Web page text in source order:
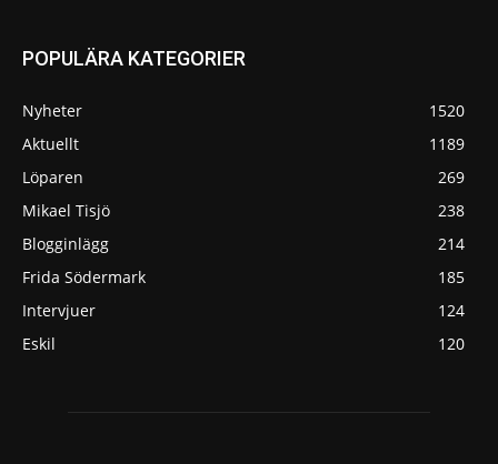
POPULÄRA KATEGORIER
Nyheter
1520
Aktuellt
1189
Löparen
269
Mikael Tisjö
238
Blogginlägg
214
Frida Södermark
185
Intervjuer
124
Eskil
120